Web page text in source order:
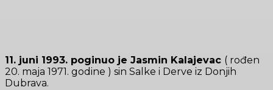
11. juni 1993. poginuo je Jasmin Kalajevac ( rođen
20. maja 1971. godine ) sin Salke i Derve iz Donjih
Dubrava.